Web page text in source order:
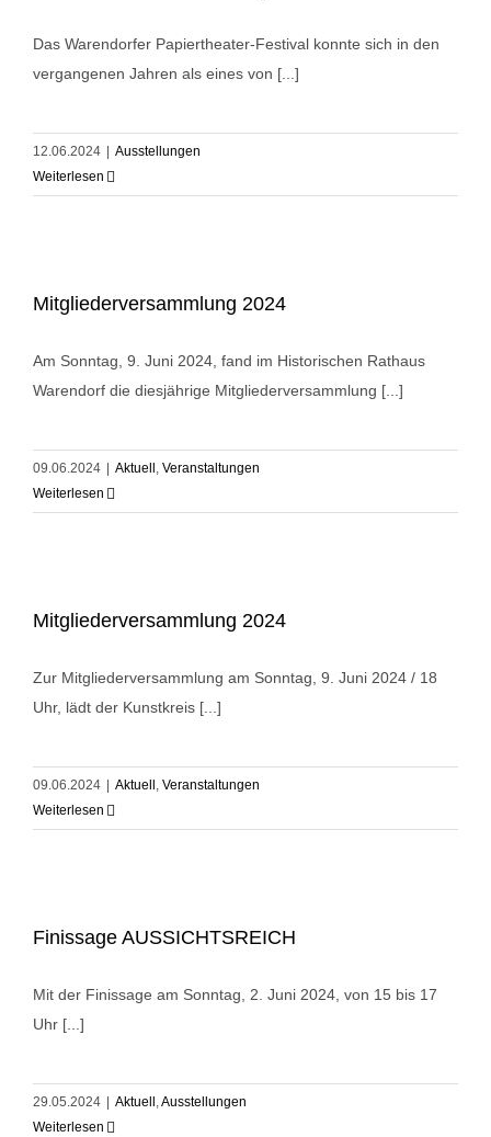
Das Warendorfer Papiertheater-Festival konnte sich in den
vergangenen Jahren als eines von [...]
12.06.2024
Ausstellungen
Weiterlesen
Mitgliederversammlung 2024
Am Sonntag, 9. Juni 2024, fand im Historischen Rathaus
Warendorf die diesjährige Mitgliederversammlung [...]
09.06.2024 Aktuell , Veranstaltungen
Weiterlesen
Mitgliederversammlung 2024
Zur Mitgliederversammlung am Sonntag, 9. Juni 2024 / 18
Uhr, lädt der Kunstkreis [...]
09.06.2024 Aktuell , Veranstaltungen
Weiterlesen
Finissage AUSSICHTSREICH
Mit der Finissage am Sonntag, 2. Juni 2024, von 15 bis 17
Uhr [...]
29.05.2024 Aktuell ,Ausstellungen
Weiterlesen